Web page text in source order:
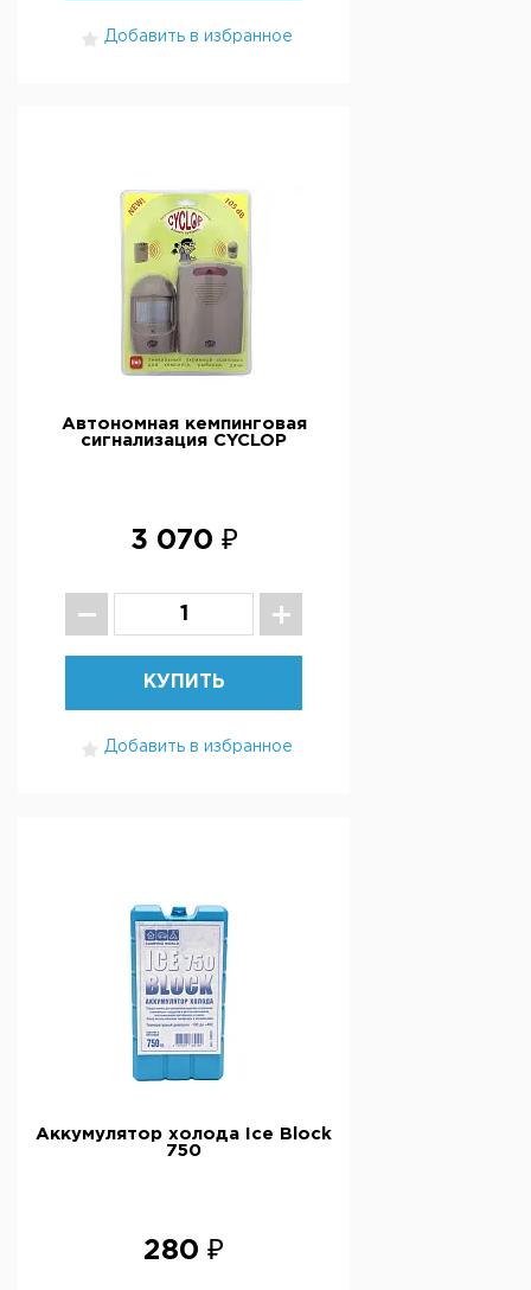
Добавить в избранное
Автономная кемпинговая
сигнализация CYCLOP
3 070 ₽
КУПИТЬ
Добавить в избранное
Аккумулятор холода Ice Block
750
280 ₽